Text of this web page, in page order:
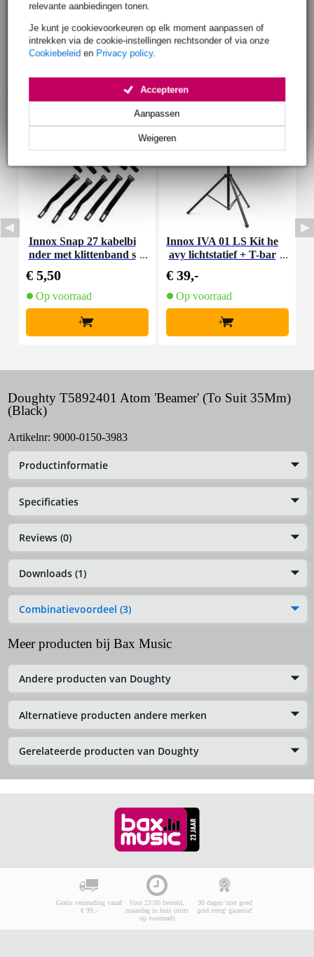
relevante aanbiedingen tonen.
Je kunt je cookievoorkeuren op elk moment aanpassen of
intrekken via de cookie-instellingen rechtsonder of via onze
Cookiebeleid en Privacy policy.
Weigeren
Aanpassen
Accepteren
Innox Snap 27 kabelbi
nder met klittenband s
€ 5,50
Op voorraad
+
Innox IVA 01 LS Kit he
avy lichtstatief + T-bar
€ 39,-
Op voorraad
+
Doughty T5892401 Atom 'Beamer' (To Suit 35Mm)
(Black)
Artikelnr: 9000-0150-3983
Productinformatie
Specificaties
Reviews (0)
Downloads (1)
Combinatievoordeel (3)
Meer producten bij Bax Music
Andere producten van Doughty
Alternatieve producten andere merken
Gerelateerde producten van Doughty
Gratis verzending vanaf
€ 99,-
Voor 23:00 besteld,
maandag in huis (mits
op voorraad)
30 dagen 'niet goed
geld terug' garantie!